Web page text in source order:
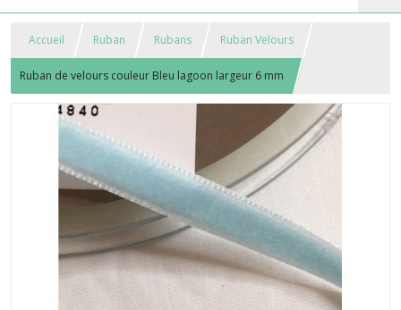
Accueil Ruban Rubans Ruban Velours
Ruban de velours couleur Bleu lagoon largeur 6 mm